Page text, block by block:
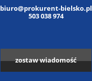
biuro@prokurent-bielsko.pl
503 038 974
zostaw wiadomość